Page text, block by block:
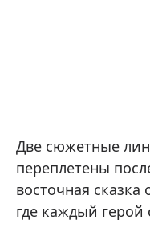
Две сюжетные
переплетены
восточная сказка
где каждый